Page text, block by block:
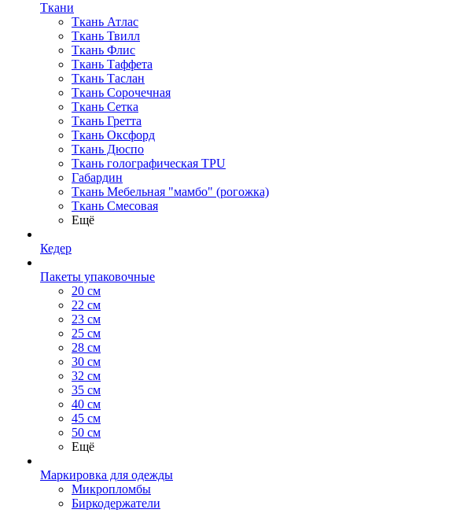
Ткани
Ткань Атлас
Ткань Твилл
Ткань Флис
Ткань Таффета
Ткань Таслан
Ткань Сорочечная
Ткань Сетка
Ткань Гретта
Ткань Оксфорд
Ткань Дюспо
Ткань голографическая TPU
Габардин
Ткань Мебельная "мамбо" (рогожка)
Ткань Смесовая
Ещё
Кедер
Пакеты упаковочные
20 см
22 см
23 см
25 см
28 см
30 см
32 см
35 см
40 см
45 см
50 см
Ещё
Маркировка для одежды
Микропломбы
Биркодержатели